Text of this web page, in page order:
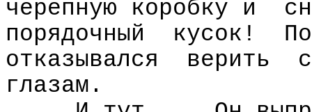
черепную коробку и
порядочный
кусок!
отказывался
верить
глазам.